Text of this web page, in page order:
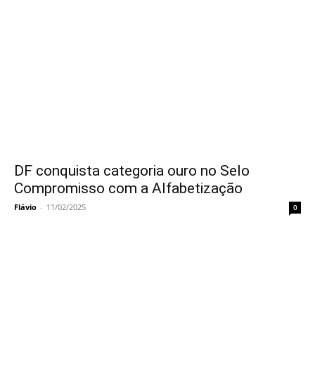
DF conquista categoria ouro no Selo
Compromisso com a Alfabetização
Flávio - 11/02/2025 0